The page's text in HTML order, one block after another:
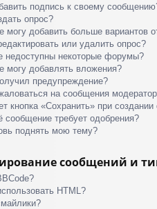
подпись к своему
опрос?
могу добавить больше вариантов
или удалить опрос?
недоступны некоторые форумы?
могу добавлять вложения?
предупреждение?
на сообщения
кнопка «Сохранить» при
сообщение требует одобрения?
поднять мою тему?
сообщений и
HTML?